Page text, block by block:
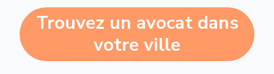
Trouvez un avocat dans
votre ville